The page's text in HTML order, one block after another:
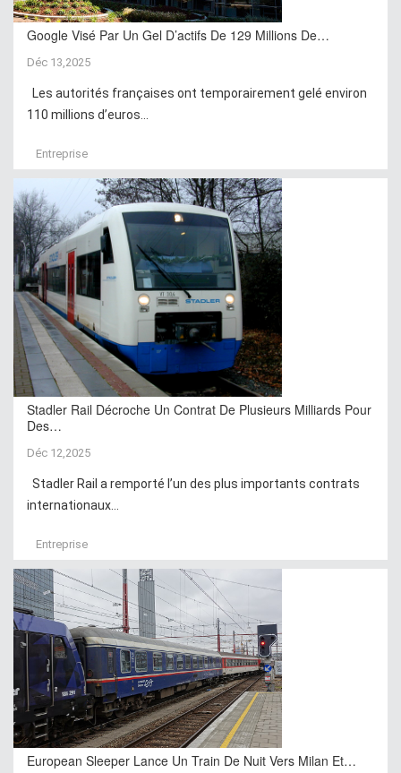
Google Visé Par Un Gel D’actifs De 129 Millions De…
Déc 13,2025
Les autorités françaises ont temporairement gelé environ
110 millions d’euros...
Entreprise
Stadler Rail Décroche Un Contrat De Plusieurs Milliards Pour
Des…
Déc 12,2025
Stadler Rail a remporté l’un des plus importants contrats
internationaux...
Entreprise
European Sleeper Lance Un Train De Nuit Vers Milan Et…